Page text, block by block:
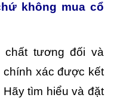
không mua cổ
chất tương đối và
chính xác được kết
tìm hiểu và đặt